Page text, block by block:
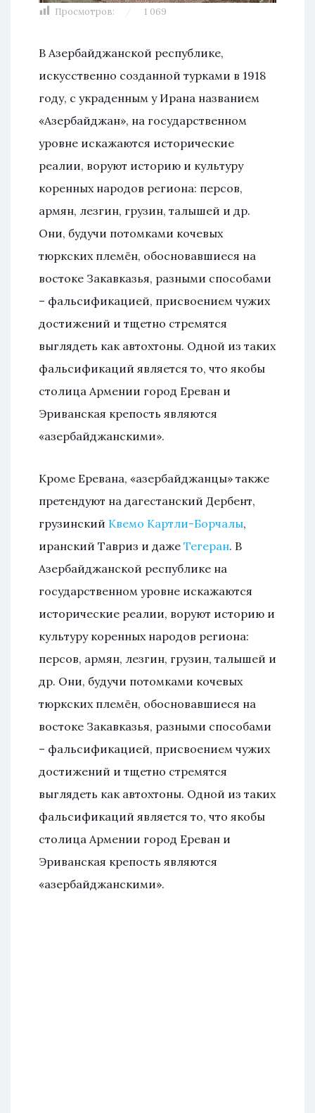
Просмотров: 1 069
В Азербайджанской республике,
искусственно созданной турками в 1918
году, с украденным у Ирана названием
«Азербайджан», на государственном
уровне искажаются исторические
реалии, воруют историю и культуру
коренных народов региона: персов,
армян, лезгин, грузин, талышей и др.
Они, будучи потомками кочевых
тюркских племён, обосновавшиеся на
востоке Закавказья, разными способами
– фальсификацией, присвоением чужих
достижений и тщетно стремятся
выглядеть как автохтоны. Одной из таких
фальсификаций является то, что якобы
столица Армении город Ереван и
Эриванская крепость являются
«азербайджанскими».
Кроме Еревана, «азербайджанцы» также
претендуют на дагестанский Дербент,
грузинский Квемо Картли-Борчалы,
иранский Тавриз и даже Тегеран. В
Азербайджанской республике на
государственном уровне искажаются
исторические реалии, воруют историю и
культуру коренных народов региона:
персов, армян, лезгин, грузин, талышей и
др. Они, будучи потомками кочевых
тюркских племён, обосновавшиеся на
востоке Закавказья, разными способами
– фальсификацией, присвоением чужих
достижений и тщетно стремятся
выглядеть как автохтоны. Одной из таких
фальсификаций является то, что якобы
столица Армении город Ереван и
Эриванская крепость являются
«азербайджанскими».